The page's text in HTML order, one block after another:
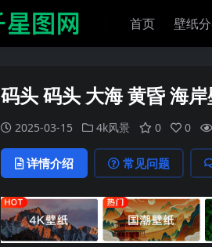
首页 壁纸
码头 码头 大海 黄昏 海
2025-03-15 4k风景 0 0
详情介绍 常见问题